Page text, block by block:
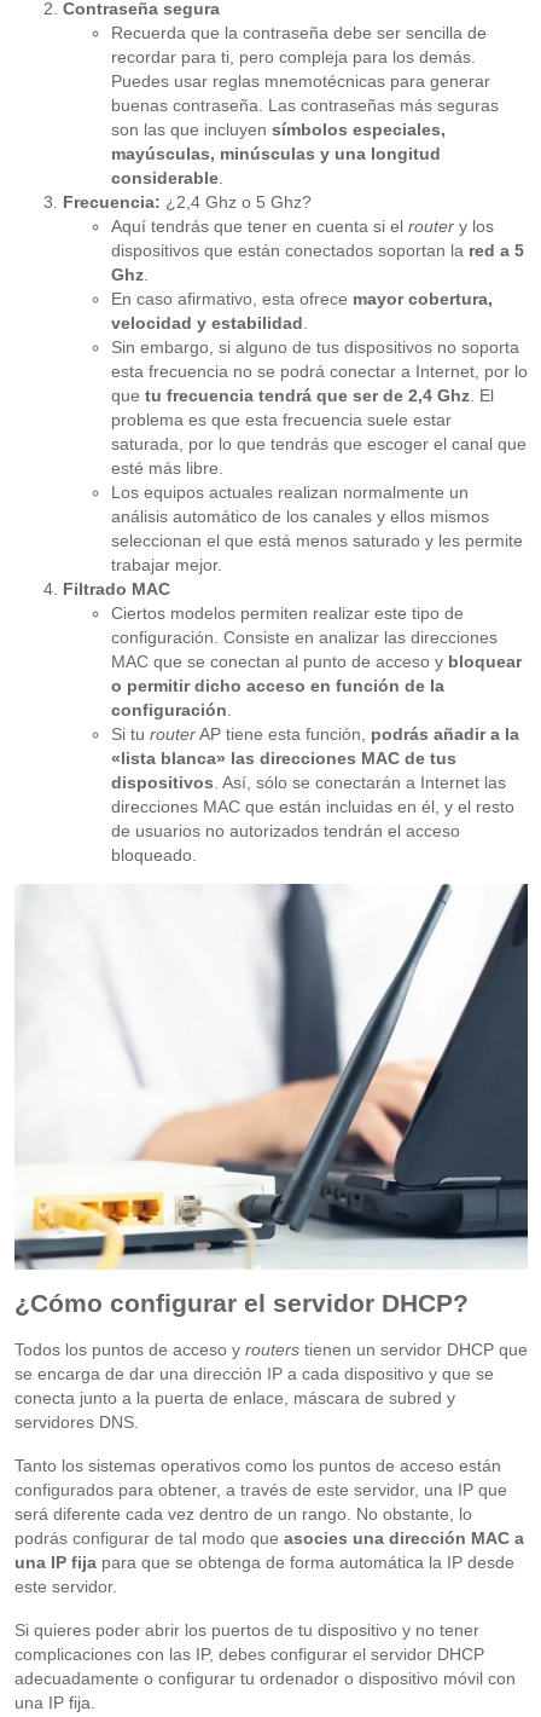
Contraseña segura
Recuerda que la contraseña debe ser sencilla de
recordar para ti, pero compleja para los demás.
Puedes usar reglas mnemotécnicas para generar
buenas contraseña. Las contraseñas más seguras
son las que incluyen símbolos especiales,
mayúsculas, minúsculas y una longitud
considerable.
Frecuencia: ¿2,4 Ghz o 5 Ghz?
Aquí tendrás que tener en cuenta si el router y los
dispositivos que están conectados soportan la red a 5
Ghz.
En caso afirmativo, esta ofrece mayor cobertura,
velocidad y estabilidad.
Sin embargo, si alguno de tus dispositivos no soporta
esta frecuencia no se podrá conectar a Internet, por lo
que tu frecuencia tendrá que ser de 2,4 Ghz. El
problema es que esta frecuencia suele estar
saturada, por lo que tendrás que escoger el canal que
esté más libre.
Los equipos actuales realizan normalmente un
análisis automático de los canales y ellos mismos
seleccionan el que está menos saturado y les permite
trabajar mejor.
Filtrado MAC
Ciertos modelos permiten realizar este tipo de
configuración. Consiste en analizar las direcciones
MAC que se conectan al punto de acceso ybloquear
o permitir dicho acceso en función de la
configuración.
Si tu routerAP tiene esta función, podrás añadir a la
«lista blanca» las direcciones MAC de tus
dispositivos. Así, sólo se conectarán a Internet las
direcciones MAC que están incluidas en él, y el resto
de usuarios no autorizados tendrán el acceso
bloqueado.
¿Cómo configurar el servidor DHCP?
Todos los puntos de acceso y routers tienen un servidor DHCP que
se encarga de dar una dirección IP a cada dispositivo y que se
conecta junto a la puerta de enlace, máscara de subred y
servidores DNS.
Tanto los sistemas operativos como los puntos de acceso están
configurados para obtener, a través de este servidor, una IP que
será diferente cada vez dentro de un rango. No obstante, lo
podrás configurar de tal modo que asocies una dirección MAC a
una IP fijapara que se obtenga de forma automática la IP desde
este servidor.
Si quieres poder abrir los puertos de tu dispositivo y no tener
complicaciones con las IP, debes configurar el servidor DHCP
adecuadamente o configurar tu ordenador o dispositivo móvil con
una IP fija.